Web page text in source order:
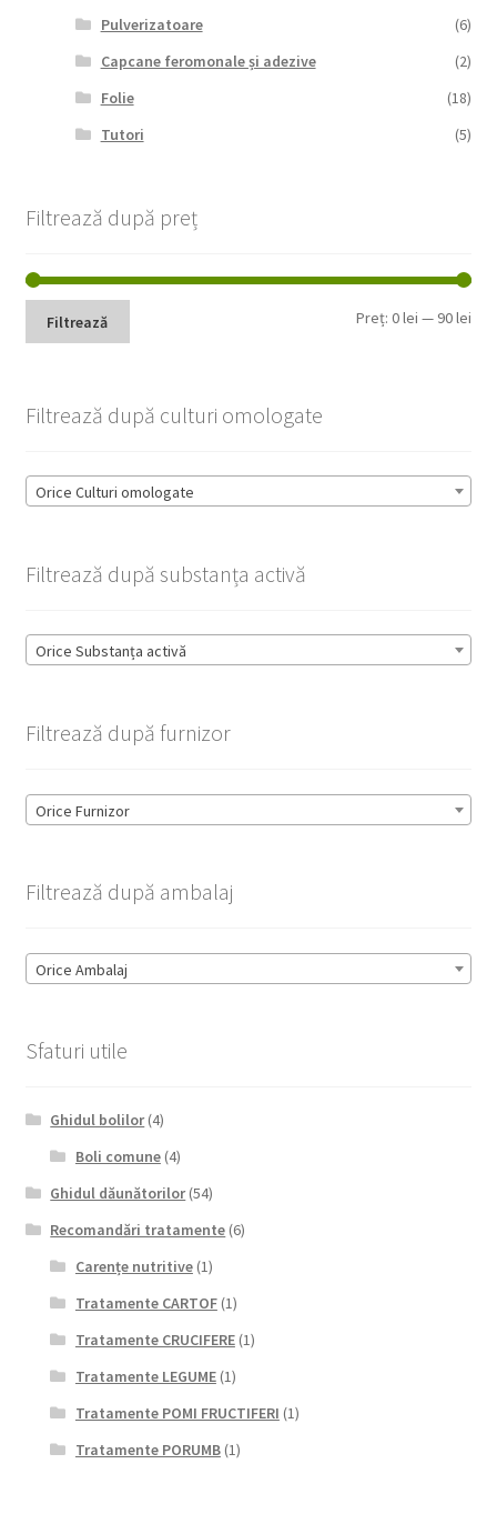
Pulverizatoare
(6)
Capcane feromonale și adezive
(2)
Folie
(18)
Tutori
(5)
Filtrează după preț
Filtrează Preț:0 lei — 90 lei
Filtrează după culturi omologate
Orice Culturi omologate
Filtrează după substanța activă
Orice Substanța activă
Filtrează după furnizor
Orice Furnizor
Filtrează după ambalaj
Orice Ambalaj
Sfaturi utile
Ghidul bolilor(4)
Boli comune(4)
Ghidul dăunătorilor(54)
Recomandări tratamente (6)
Carențe nutritive(1)
Tratamente CARTOF(1)
Tratamente CRUCIFERE(1)
Tratamente LEGUME(1)
Tratamente POMI FRUCTIFERI (1)
Tratamente PORUMB(1)